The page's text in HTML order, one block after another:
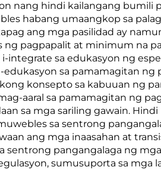
nang hindi kailangang bumili
habang umaangkop sa
ang mga pasilidad ay
pagpapalit at minimum na
integrate sa edukasyon ng
sa pamamagitan ng
konsepto sa kabuuan ng
aaral sa pamamagitan ng
sa mga sariling gawain.
sa sentrong
ang mga inaasahan at
sentrong pangangalaga ng
sumusuporta sa mga